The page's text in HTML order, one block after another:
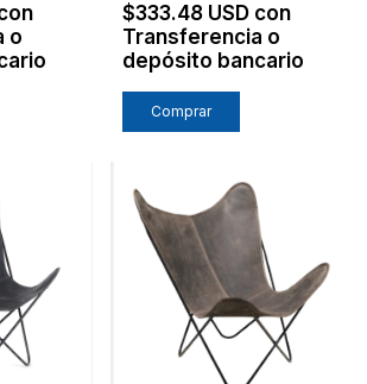
o
$333.48 USD con
Transferencia o
depósito bancario
Comprar